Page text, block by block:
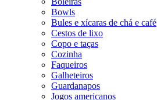
Bowls
Bules e xícaras de chá e café
Cestos de lixo
Copo e taças
Cozinha
Faqueiros
Galheteiros
Guardanapos
Jogos americanos